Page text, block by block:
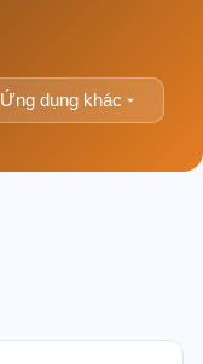
Ứng dụng khác